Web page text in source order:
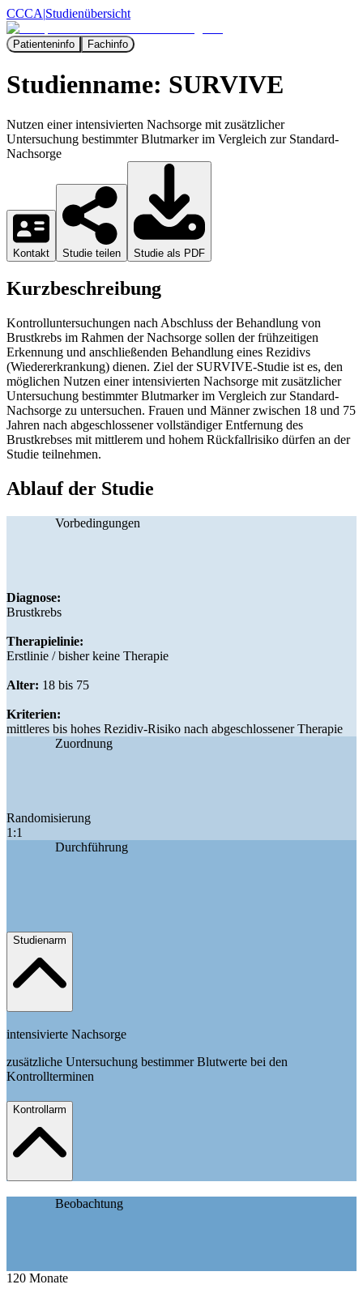
CCCA|Studienübersicht
Patienteninfo Fachinfo
Studienname: SURVIVE
Nutzen einer intensivierten Nachsorge mit zusätzlicher
Untersuchung bestimmter Blutmarker im Vergleich zur Standard-
Nachsorge
Kontakt Studie teilen Studie als PDF
Kurzbeschreibung
Kontrolluntersuchungen nach Abschluss der Behandlung von
Brustkrebs im Rahmen der Nachsorge sollen der frühzeitigen
Erkennung und anschließenden Behandlung eines Rezidivs
(Wiedererkrankung) dienen. Ziel der SURVIVE-Studie ist es, den
möglichen Nutzen einer intensivierten Nachsorge mit zusätzlicher
Untersuchung bestimmter Blutmarker im Vergleich zur Standard-
Nachsorge zu untersuchen. Frauen und Männer zwischen 18 und 75
Jahren nach abgeschlossener vollständiger Entfernung des
Brustkrebses mit mittlerem und hohem Rückfallrisiko dürfen an der
Studie teilnehmen.
Ablauf der Studie
Vorbedingungen
Diagnose:
Brustkrebs
Therapielinie:
Erstlinie / bisher keine Therapie
Alter: 18 bis 75
Kriterien:
mittleres bis hohes Rezidiv-Risiko nach abgeschlossener Therapie
Zuordnung
Randomisierung
1:1
Durchführung
Studienarm
intensivierte Nachsorge
zusätzliche Untersuchung bestimmer Blutwerte bei den
Kontrollterminen
Kontrollarm
Beobachtung
120 Monate